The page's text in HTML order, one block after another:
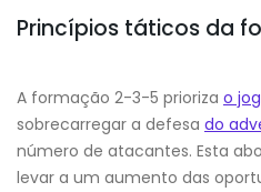
Princípios táticos da
A formação 2-3-5 prioriza o
sobrecarregar a defesa do
número de atacantes. Esta
levar a um aumento das